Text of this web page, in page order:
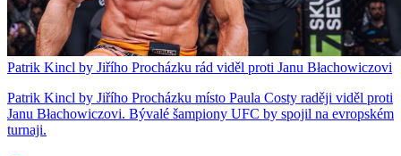
Patrik Kincl by Jiřího Procházku rád viděl proti Janu Błachowiczovi
Patrik Kincl by Jiřího Procházku místo Paula Costy raději viděl proti
Janu Błachowiczovi. Bývalé šampiony UFC by spojil na evropském
turnaji.